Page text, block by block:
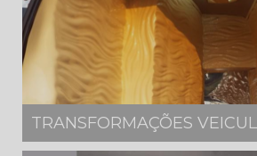
TRANSFORMAÇÕES